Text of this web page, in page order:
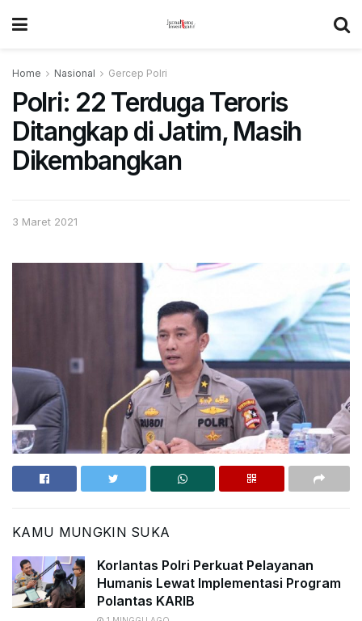
Home Nasional Gercep Polri
Polri: 22 Terduga Teroris
Ditangkap di Jatim, Masih
Dikembangkan
3 Maret 2021
KAMU MUNGKIN SUKA
Korlantas Polri Perkuat Pelayanan
Humanis Lewat Implementasi Program
Polantas KARIB